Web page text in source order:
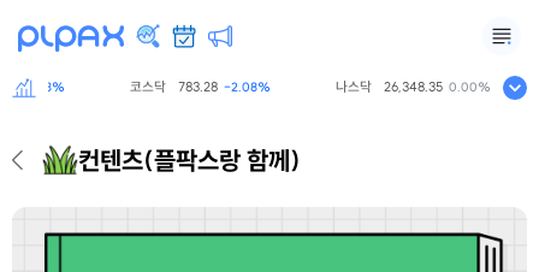
-0.73% 코스닥 783.28 -2.08% 나스닥 26,348.35 0.00%
컨텐츠(플팍스랑 함께)